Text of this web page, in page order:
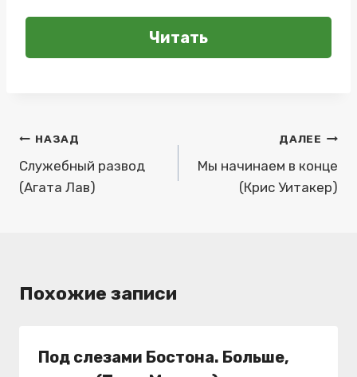
Читать
Навигация
по
записям
НАЗАД
Служебный развод
(Агата Лав)
ДАЛЕЕ
Мы начинаем в конце
(Крис Уитакер)
Похожие записи
Под слезами Бостона. Больше,